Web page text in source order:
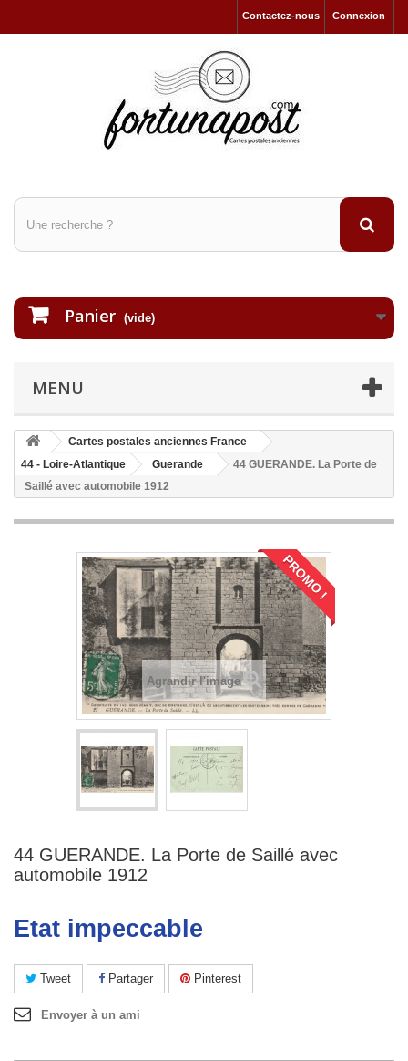
Connexion
Contactez-nous
Panier (vide)
MENU
Cartes postales anciennes France
44 - Loire-Atlantique
Guerande
44 GUERANDE. La Porte de
Saillé avec automobile 1912
PROMO !
Agrandir l'image
44 GUERANDE. La Porte de Saillé avec
automobile 1912
Etat impeccable
Tweet Partager Pinterest
Envoyer à un ami